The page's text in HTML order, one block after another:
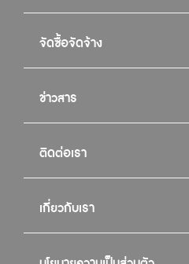
จัดซื้อจัดจ้าง
ข่าวสาร
ติดต่อเรา
เกี่ยวกับเรา